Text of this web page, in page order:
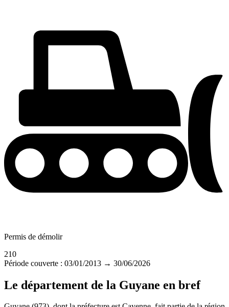
Permis de démolir
210
Période couverte : 03/01/2013 → 30/06/2026
Le département de la Guyane en bref